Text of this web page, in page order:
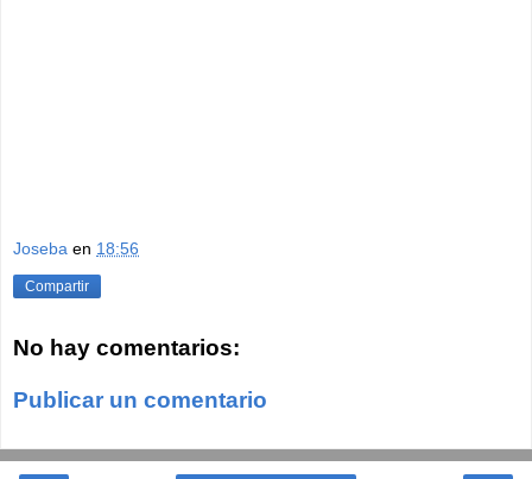
Joseba en 18:56
Compartir
No hay comentarios:
Publicar un comentario